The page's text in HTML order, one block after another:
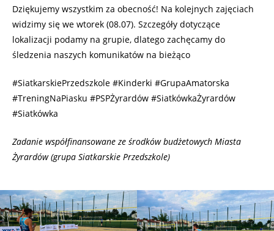
Dziękujemy wszystkim za obecność! Na kolejnych zajęciach
widzimy się we wtorek (08.07). Szczegóły dotyczące
lokalizacji podamy na grupie, dlatego zachęcamy do
śledzenia naszych komunikatów na bieżąco
#SiatkarskiePrzedszkole #Kinderki #GrupaAmatorska
#TreningNaPiasku #PSPŻyrardów #SiatkówkaŻyrardów
#Siatkówka
Zadanie współfinansowane ze środków budżetowych Miasta
Żyrardów (grupa Siatkarskie Przedszkole)